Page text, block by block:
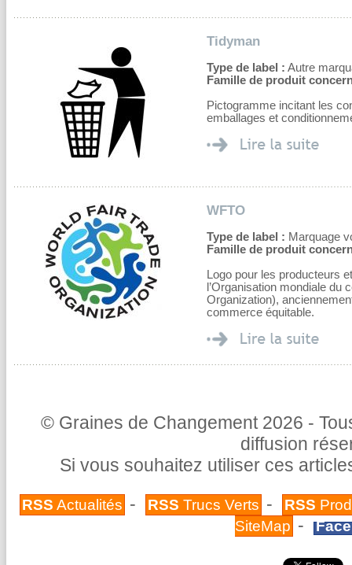
Tidyman
Type de label : Autre
Famille de produit
Pictogramme incitant les
emballages et
WFTO
Type de label : Marquage
Famille de produit
Logo pour les producteurs
l’Organisation mondiale
Organization),
commerce équitable.
© Graines de Changement 2026 -
diffusion
Si vous souhaitez utiliser ces
RSS Actualités - RSS Trucs Verts - RSS
SiteMap -